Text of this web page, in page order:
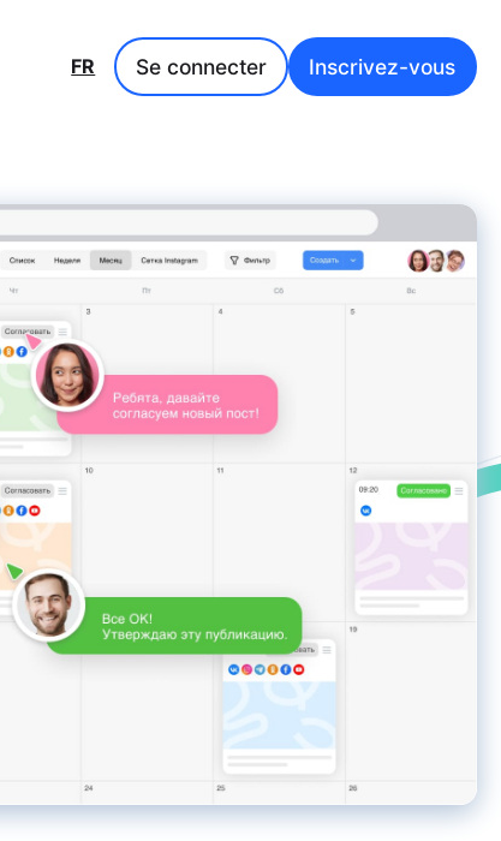
FR Se connecter Inscrivez-vous